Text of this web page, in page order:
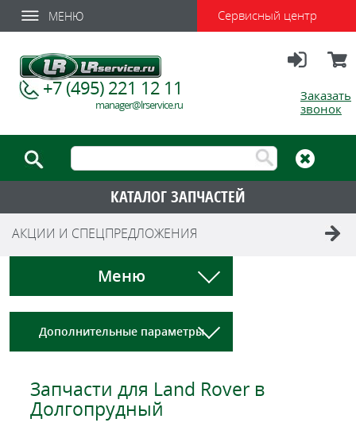
МЕНЮ Сервисный центр
Заказать
звонок
+7 (495) 221 12 11
manager@lrservice.ru
КАТАЛОГ ЗАПЧАСТЕЙ
АКЦИИ И СПЕЦПРЕДЛОЖЕНИЯ
Меню
Дополнительные параметры
Запчасти для Land Rover в
Долгопрудный